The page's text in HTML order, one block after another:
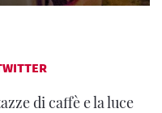
di caffè e la luce